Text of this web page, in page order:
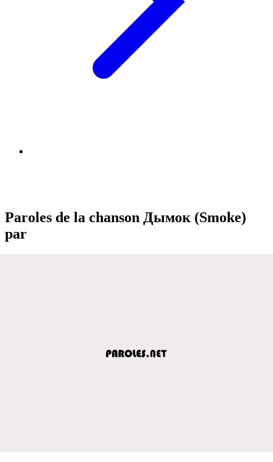
Paroles de la chanson Дымок (Smoke)
par